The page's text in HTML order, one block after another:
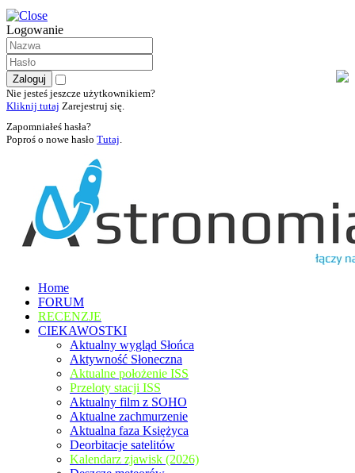
Logowanie
Nie jesteś jeszcze użytkownikiem?
Kliknij tutaj Zarejestruj się.
Zapomniałeś hasła?
Poproś o nowe hasło Tutaj.
Home
FORUM
RECENZJE
CIEKAWOSTKI
Aktualny wygląd Słońca
Aktywność Słoneczna
Aktualne położenie ISS
Przeloty stacji ISS
Aktualny film z SOHO
Aktualne zachmurzenie
Aktualna faza Księżyca
Deorbitacje satelitów
Kalendarz zjawisk (2026)